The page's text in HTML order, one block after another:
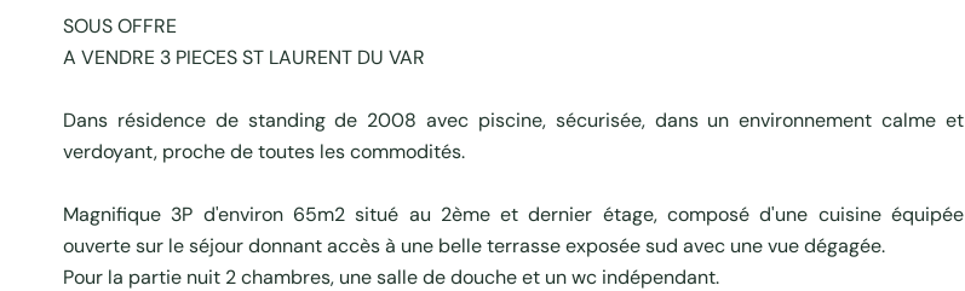
SOUS OFFRE
A VENDRE 3 PIECES ST LAURENT DU VAR
Dans résidence de standing de 2008 avec piscine, sécurisée, dans un environnement calme et
verdoyant, proche de toutes les commodités.
Magnifique 3P d'environ 65m2 situé au 2ème et dernier étage, composé d'une cuisine équipée
ouverte sur le séjour donnant accès à une belle terrasse exposée sud avec une vue dégagée.
Pour la partie nuit 2 chambres, une salle de douche et un wc indépendant.